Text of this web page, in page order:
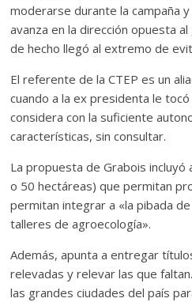
moderarse durante la campaña
avanza en la dirección opuesta
de hecho llegó al extremo de
El referente de la CTEP es un
cuando a la ex presidenta le
considera con la suficiente
características, sin consultar.
La propuesta de Grabois
o 50 hectáreas) que permitan
permitan integrar a «la pibada
talleres de agroecología».
Además, apunta a entregar
relevadas y relevar las que
las grandes ciudades del país